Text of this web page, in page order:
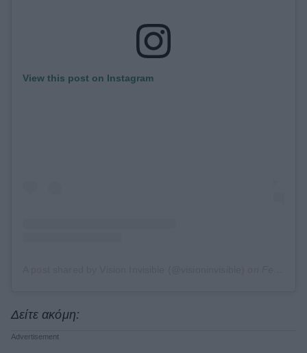
View this post on Instagram
Δείτε ακόμη: